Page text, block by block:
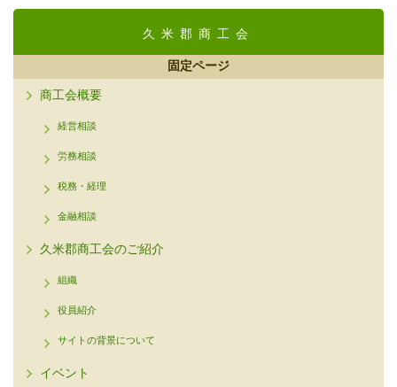
久米郡商工会
固定ページ
商工会概要
経営相談
労務相談
税務・経理
金融相談
久米郡商工会のご紹介
組織
役員紹介
サイトの背景について
イベント